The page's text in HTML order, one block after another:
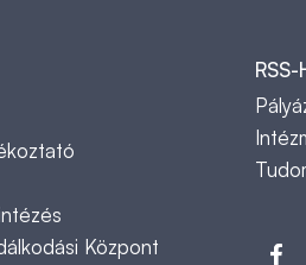
Központ
RSS-